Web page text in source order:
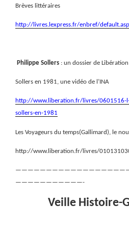
Brèves littéraires
http://livres.lexpress.fr/enbref/
Philippe Sollers : un dossier de
Sollers en 1981, une vidéo de l’INA
http://www.liberation.fr/livres/0601516-
sollers-en-1981
Les Voyageurs du temps(Gallimard), le
http://www.liberation.fr/livres/
———————————-
Veille Histoire-